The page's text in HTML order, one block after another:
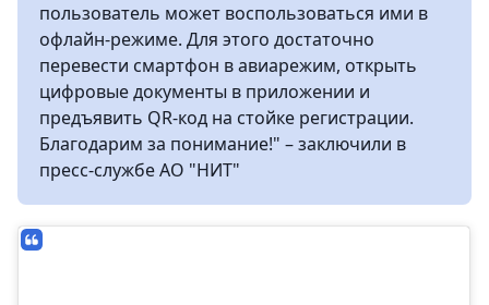
пользователь может воспользоваться ими в
офлайн-режиме. Для этого достаточно
перевести смартфон в авиарежим, открыть
цифровые документы в приложении и
предъявить QR-код на стойке регистрации.
Благодарим за понимание!" – заключили в
пресс-службе АО "НИТ"